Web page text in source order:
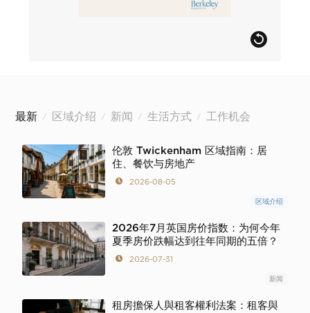
最新 / 区域介绍 / 新闻 / 生活方式 / 工作机会
伦敦 Twickenham 区域指南：居
住、餐饮与房地产
2026-08-05
区域介绍
2026年7月英国房价指数：为何今年
夏季房价跌幅达到往年同期的五倍？
2026-07-31
新闻
租房擔保人與租客權利法案：租客與